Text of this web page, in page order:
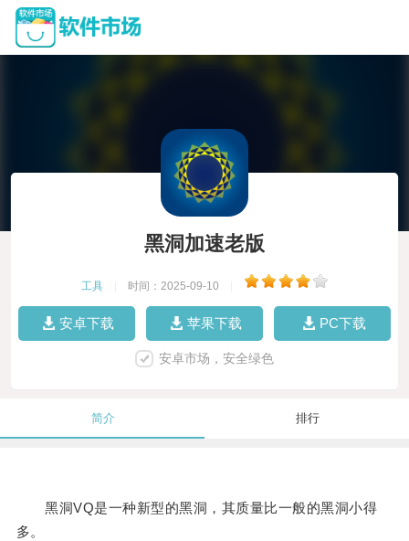
黑洞加速老版
工具 时间：2025-09-10
安卓下载 苹果下载 PC下载
安卓市场，安全绿色
简介 排行
黑洞VQ是一种新型的黑洞，其质量比一般的黑洞小得
多。